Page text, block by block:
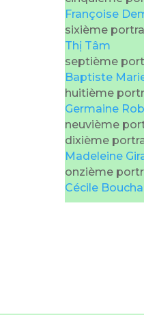
Françoise
sixième
Thị Tâm
septième
Baptiste
huitième
Germaine
neuvième
dixième
Madeleine
onzième
Cécile